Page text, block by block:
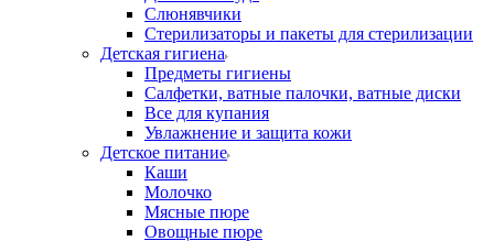
Слюнявчики
Стерилизаторы и пакеты для стерилизации
Детская гигиена
Предметы гигиены
Салфетки, ватные палочки, ватные диски
Все для купания
Увлажнение и защита кожи
Детское питание
Каши
Молочко
Мясные пюре
Овощные пюре